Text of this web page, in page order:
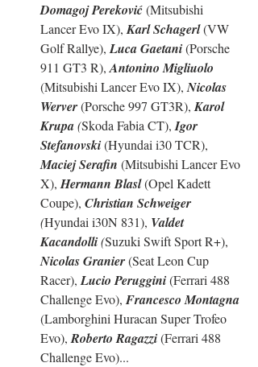
Domagoj Pereković (Mitsubishi
Lancer Evo IX), Karl Schagerl (VW
Golf Rallye), Luca Gaetani (Porsche
911 GT3 R), Antonino Migliuolo
(Mitsubishi Lancer Evo IX), Nicolas
Werver (Porsche 997 GT3R), Karol
Krupa (Skoda Fabia CT), Igor
Stefanovski (Hyundai i30 TCR),
Maciej Serafin (Mitsubishi Lancer Evo
X), Hermann Blasl (Opel Kadett
Coupe), Christian Schweiger
(Hyundai i30N 831), Valdet
Kacandolli (Suzuki Swift Sport R+),
Nicolas Granier (Seat Leon Cup
Racer), Lucio Peruggini (Ferrari 488
Challenge Evo), Francesco Montagna
(Lamborghini Huracan Super Trofeo
Evo), Roberto Ragazzi (Ferrari 488
Challenge Evo)...